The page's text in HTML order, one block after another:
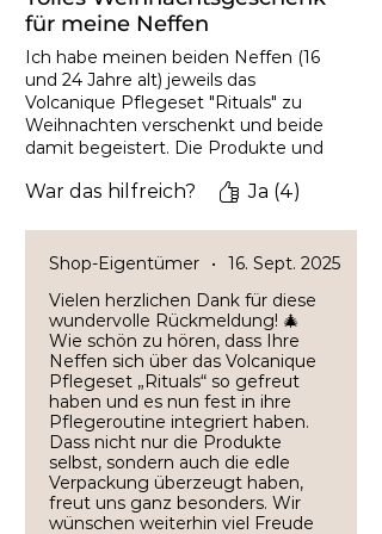
Transaktionen zusätzlichen Schutz
vor Betrug bietet.
Weitere Informationen rund um die
Themen "Sichere Zahlungen" und
"Datensicherheit" finden Sie
https://de.wix.com/website-security
für meine Neffen
Ich habe meinen beiden Neffen (16
und 24 Jahre alt) jeweils das
Volcanique Pflegeset "Rituals" zu
Weihnachten verschenkt und beide
damit begeistert. Die Produkte und
mattschwarzen Magnetbox sehen
regelmäßige Pflegeroutine
von der Konsistenz als auch von den
Pflegeeigenschaften absolut
überzeugt sind.
War das hilfreich? Ja (4)
Shop-Eigentümer •
16. Sept. 2025
Vielen herzlichen Dank für diese
wundervolle Rückmeldung! 🎄
Wie schön zu hören, dass Ihre
Neffen sich über das Volcanique
Pflegeset „Rituals“ so gefreut
haben und es nun fest in ihre
Pflegeroutine integriert haben.
Dass nicht nur die Produkte
selbst, sondern auch die edle
Verpackung überzeugt haben,
freut uns ganz besonders. Wir
wünschen weiterhin viel Freude